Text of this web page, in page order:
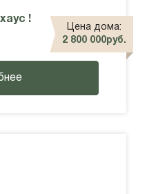
!
Цена дома:
2 800 000руб.